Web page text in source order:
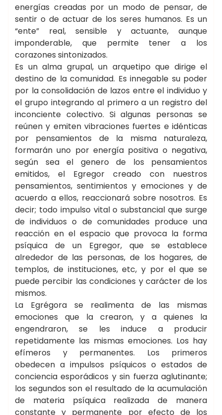
energías creadas por un modo de pensar, de
sentir o de actuar de los seres humanos. Es un
“ente” real, sensible y actuante, aunque
imponderable, que permite tener a los
corazones sintonizados.
Es un alma grupal, un arquetipo que dirige el
destino de la comunidad. Es innegable su poder
por la consolidación de lazos entre el individuo y
el grupo integrando al primero a un registro del
inconciente colectivo. Si algunas personas se
reúnen y emiten vibraciones fuertes e idénticas
por pensamientos de la misma naturaleza,
formarán uno por energía positiva o negativa,
según sea el genero de los pensamientos
emitidos, el Egregor creado con nuestros
pensamientos, sentimientos y emociones y de
acuerdo a ellos, reaccionará sobre nosotros. Es
decir; todo impulso vital o substancial que surge
de individuos o de comunidades produce una
reacción en el espacio que provoca la forma
psíquica de un Egregor, que se establece
alrededor de las personas, de los hogares, de
templos, de instituciones, etc, y por el que se
puede percibir las condiciones y carácter de los
mismos.
La Egrégora se realimenta de las mismas
emociones que la crearon, y a quienes la
engendraron, se les induce a producir
repetidamente las mismas emociones. Los hay
efímeros y permanentes. Los primeros
obedecen a impulsos psíquicos o estados de
conciencia esporádicos y sin fuerza aglutinante;
los segundos son el resultado de la acumulación
de materia psíquica realizada de manera
constante y permanente por efecto de los